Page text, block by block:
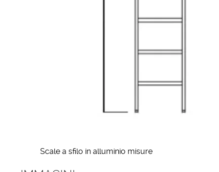
Scale a sfilo in alluminio misure